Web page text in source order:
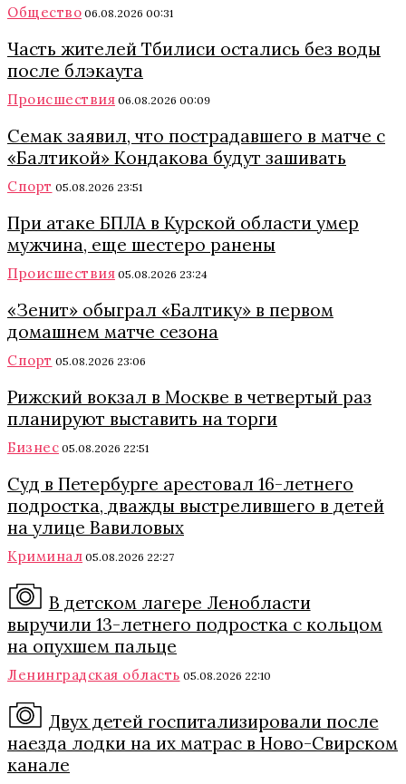
Общество 06.08.2026 00:31
Часть жителей Тбилиси остались без воды
после блэкаута
Происшествия 06.08.2026 00:09
Семак заявил, что пострадавшего в матче с
«Балтикой» Кондакова будут зашивать
Спорт 05.08.2026 23:51
При атаке БПЛА в Курской области умер
мужчина, еще шестеро ранены
Происшествия 05.08.2026 23:24
«Зенит» обыграл «Балтику» в первом
домашнем матче сезона
Спорт 05.08.2026 23:06
Рижский вокзал в Москве в четвертый раз
планируют выставить на торги
Бизнес 05.08.2026 22:51
Суд в Петербурге арестовал 16-летнего
подростка, дважды выстрелившего в детей
на улице Вавиловых
Криминал 05.08.2026 22:27
В детском лагере Ленобласти
выручили 13-летнего подростка с кольцом
на опухшем пальце
Ленинградская область 05.08.2026 22:10
Двух детей госпитализировали после
наезда лодки на их матрас в Ново-Свирском
канале